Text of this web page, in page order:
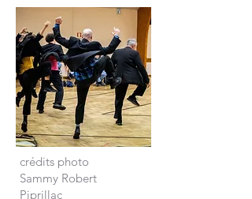
crédits photo
Sammy Robert
Piprillac